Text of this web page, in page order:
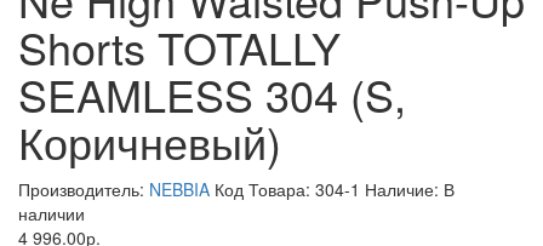
Shorts TOTALLY
SEAMLESS 304 (S,
Коричневый)
Производитель: NEBBIA Код Товара: 304-1 Наличие: В
наличии
4 996.00р.